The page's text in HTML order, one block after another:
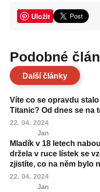
Uložit
Podobné
Další články
Víte co se opravdu
Titanic? Od dnes se na
22. 04. 2024
Jan
Mladík v 18 letech
držela v ruce lístek se
zjistíte, co na něm bylo
22. 04. 2024
Jan